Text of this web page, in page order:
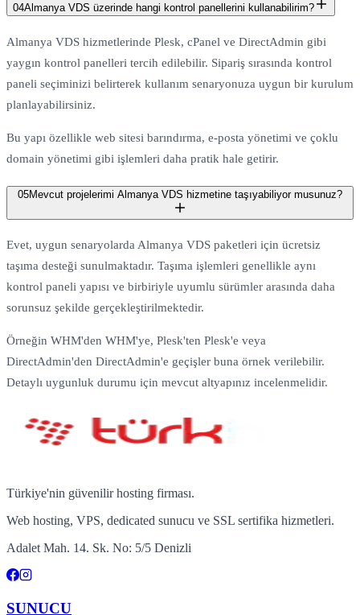
04Almanya VDS üzerinde hangi kontrol panellerini kullanabilirim?
Almanya VDS hizmetlerinde Plesk, cPanel ve DirectAdmin gibi
yaygın kontrol panelleri tercih edilebilir. Sipariş sırasında kontrol
paneli seçiminizi belirterek kullanım senaryonuza uygun bir kurulum
planlayabilirsiniz.
Bu yapı özellikle web sitesi barındırma, e-posta yönetimi ve çoklu
domain yönetimi gibi işlemleri daha pratik hale getirir.
05Mevcut projelerimi Almanya VDS hizmetine taşıyabiliyor musunuz?
Evet, uygun senaryolarda Almanya VDS paketleri için ücretsiz
taşıma desteği sunulmaktadır. Taşıma işlemleri genellikle aynı
kontrol paneli yapısı ve birbiriyle uyumlu sürümler arasında daha
sorunsuz şekilde gerçekleştirilmektedir.
Örneğin WHM'den WHM'ye, Plesk'ten Plesk'e veya
DirectAdmin'den DirectAdmin'e geçişler buna örnek verilebilir.
Detaylı uygunluk durumu için mevcut altyapınız incelenmelidir.
Türkiye'nin güvenilir hosting firması.
Web hosting, VPS, dedicated sunucu ve SSL sertifika hizmetleri.
Adalet Mah. 14. Sk. No: 5/5 Denizli
SUNUCU